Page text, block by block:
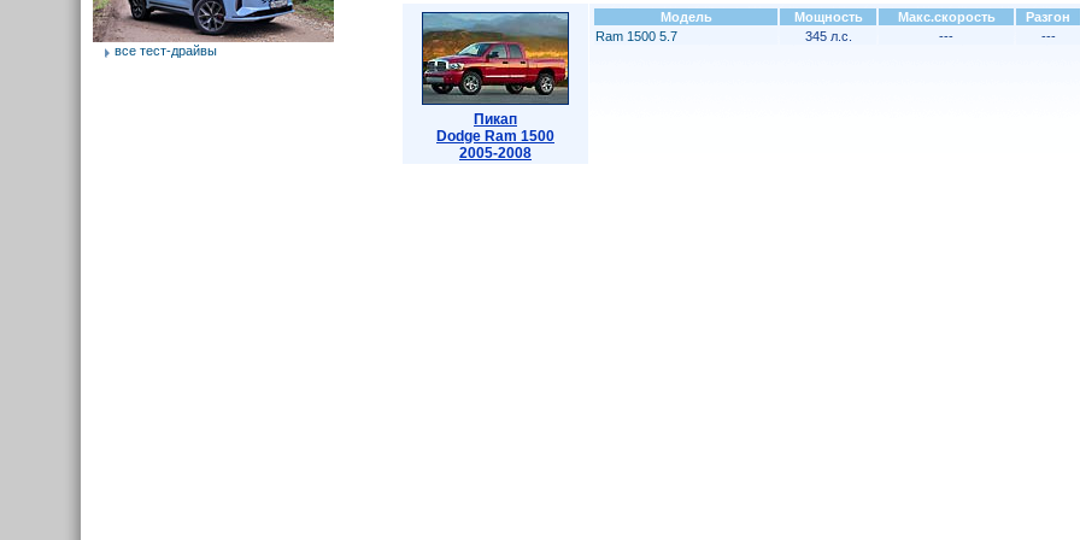
все тест-драйвы
Пикап
Dodge Ram 1500
2005-2008
Модель Мощность Макс.скорость Разгон
Ram 1500 5.7
345 л.с. --- ---